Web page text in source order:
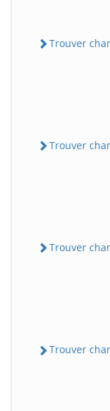
Trouver
Trouver
Trouver
Trouver